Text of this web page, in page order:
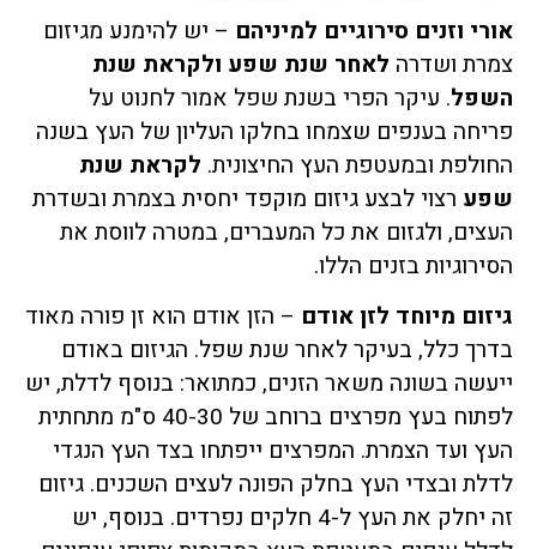
אורי וזנים סירוגיים למיניהם – יש להימנע מגיזום
צמרת ושדרה לאחר שנת שפע ולקראת שנת
השפל. עיקר הפרי בשנת שפל אמור לחנוט על
פריחה בענפים שצמחו בחלקו העליון של העץ בשנה
החולפת ובמעטפת העץ החיצונית. לקראת שנת
שפע רצוי לבצע גיזום מוקפד יחסית בצמרת ובשדרת
העצים, ולגזום את כל המעברים, במטרה לווסת את
הסירוגיות בזנים הללו.
גיזום מיוחד לזן אודם – הזן אודם הוא זן פורה מאוד
בדרך כלל, בעיקר לאחר שנת שפל. הגיזום באודם
ייעשה בשונה משאר הזנים, כמתואר: בנוסף לדלת, יש
לפתוח בעץ מפרצים ברוחב של 40-30 ס"מ מתחתית
העץ ועד הצמרת. המפרצים ייפתחו בצד העץ הנגדי
לדלת ובצדי העץ בחלק הפונה לעצים השכנים. גיזום
זה יחלק את העץ ל-4 חלקים נפרדים. בנוסף, יש